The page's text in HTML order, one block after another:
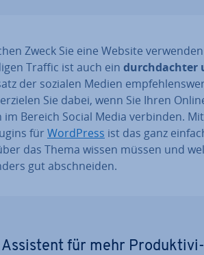
Zweck Sie eine Website verwenden
Traffic ist auch ein durch­dach­ter
der sozialen Medien
Sie dabei, wenn Sie Ihren
Bereich Social Media verbinden.
für WordPress ist das ganz
das Thema wissen müssen und
gut ab­schnei­den.
Assistent für mehr Pro­duk­ti­vi­